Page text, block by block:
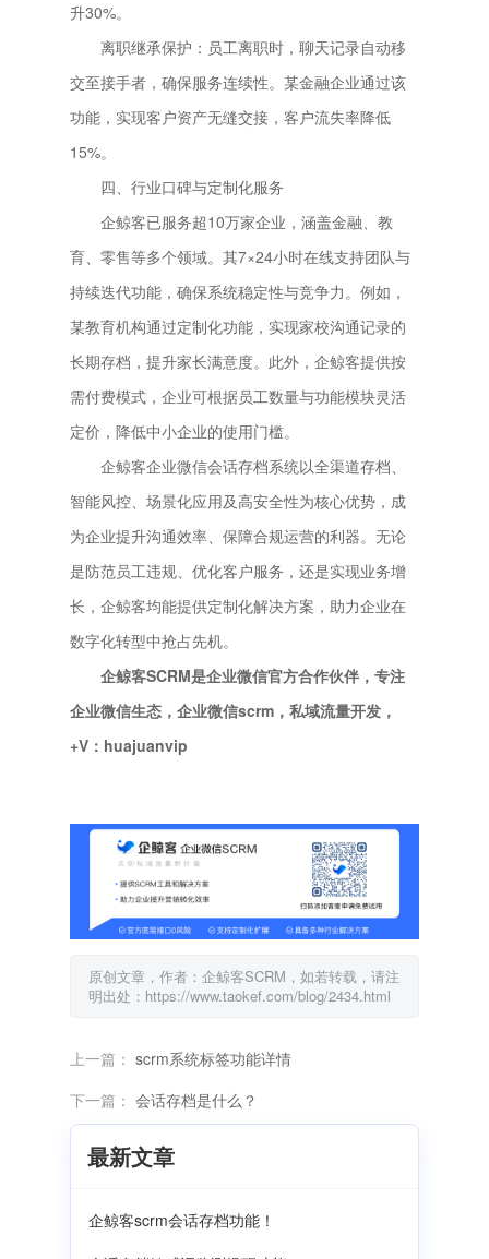
升30%。
离职继承保护：员工离职时，聊天记录自动移
交至接手者，确保服务连续性。某金融企业通过该
功能，实现客户资产无缝交接，客户流失率降低
15%。
四、行业口碑与定制化服务
企鲸客已服务超10万家企业，涵盖金融、教
育、零售等多个领域。其7×24小时在线支持团队与
持续迭代功能，确保系统稳定性与竞争力。例如，
某教育机构通过定制化功能，实现家校沟通记录的
长期存档，提升家长满意度。此外，企鲸客提供按
需付费模式，企业可根据员工数量与功能模块灵活
定价，降低中小企业的使用门槛。
企鲸客企业微信会话存档系统以全渠道存档、
智能风控、场景化应用及高安全性为核心优势，成
为企业提升沟通效率、保障合规运营的利器。无论
是防范员工违规、优化客户服务，还是实现业务增
长，企鲸客均能提供定制化解决方案，助力企业在
数字化转型中抢占先机。
企鲸客SCRM是企业微信官方合作伙伴，专注
企业微信生态，企业微信scrm，私域流量开发，
+V：huajuanvip
原创文章，作者：企鲸客SCRM，如若转载，请注
明出处：https://www.taokef.com/blog/2434.html
上一篇： scrm系统标签功能详情
下一篇： 会话存档是什么？
最新文章
企鲸客scrm会话存档功能！